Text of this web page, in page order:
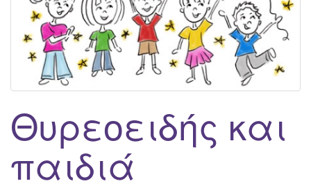
Θυρεοειδής και
παιδιά